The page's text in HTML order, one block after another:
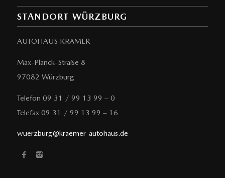
STANDORT WÜRZBURG
AUTOHAUS KRÄMER
Max-Planck-Straße 8
97082 Würzburg
Telefon 09 31 / 99 13 99 – 0
Telefax 09 31 / 99 13 99 – 16
wuerzburg@kraemer-autohaus.de